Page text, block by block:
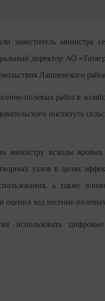
заместитель министра
директор АО
Лаишевского
полевых работ в
института
министру всходы
узлов в целях
а также
оценил ход весенне-
использовать